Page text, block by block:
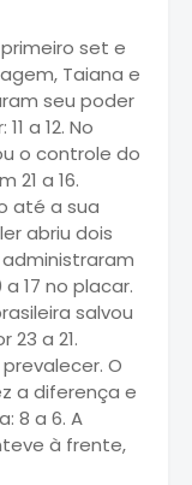
set e
Taiana e
seu poder
a 12. No
o controle do
21 a 16.
até a sua
abriu dois
17 no placar.
salvou
a 21.
O
a diferença e
8 a 6. A
à frente,